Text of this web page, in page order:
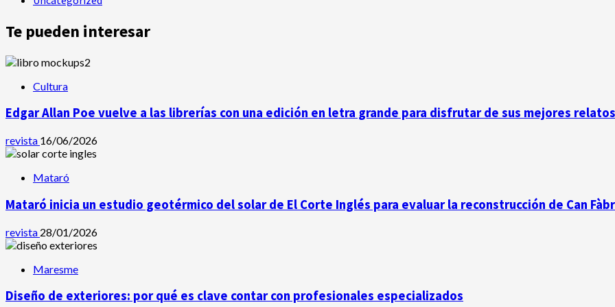
Te pueden interesar
Cultura
Edgar Allan Poe vuelve a las librerías con una edición en letra grande para disfrutar de sus mejores relatos
revista 16/06/2026
Mataró
Mataró inicia un estudio geotérmico del solar de El Corte Inglés para evaluar la reconstrucción de Can
revista 28/01/2026
Maresme
Diseño de exteriores: por qué es clave contar con profesionales especializados